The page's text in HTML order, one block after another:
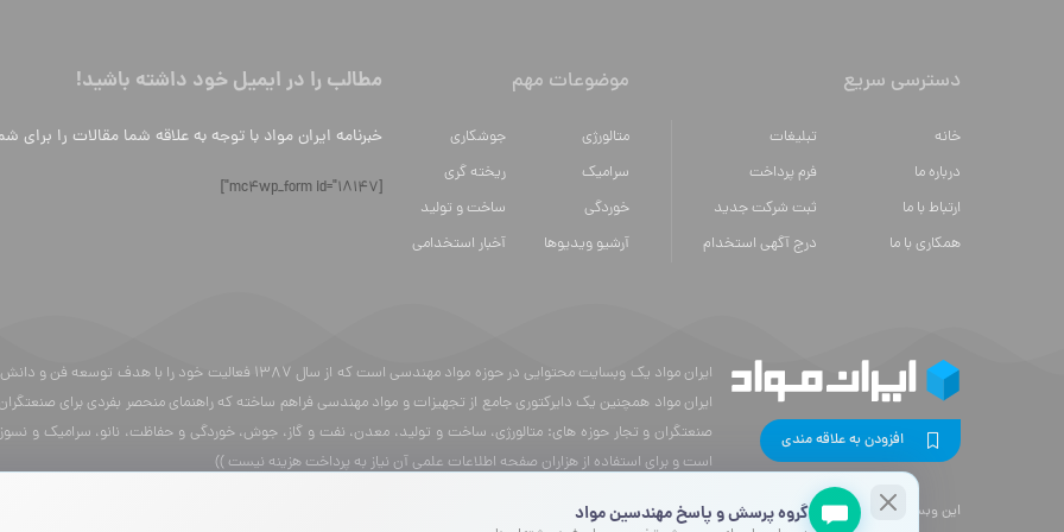
دسترسی سریع
خانه
تبلیغات
درباره ما
فرم پرداخت
ارتباط با ما
ثبت شرکت جدید
همکاری با ما
درج آگهی استخدام
موضوعات مهم
متالورژي
جوشکاری
سراميك
ریخته گری
خوردگی
ساخت و تولید
آرشیو ویدیوها
آخبار استخدامی
مطالب را در ایمیل خود داشته باشید!
خبرنامه ایران مواد با توجه به علاقه شما مقالات را برای
[mc4wp_form id="18147"]
افزودن به علاقه مندی
ایران مواد یک وبسایت محتوایی در حوزه مواد مهندسی است که از
ایران مواد همچنین یک دایرکتوری جامع از تجهیزات و مواد مهندسی فراهم ساخته که راهنمای منحصر بفردی برای
صنعتگران و تجار حوزه های: متالورژی، ساخت و تولید، معدن، نفت و گاز، جوش، خوردگی و حفاظت، نانو، سرامیک و
است و برای استفاده از هزاران صفحه اطلاعات علمی آن نیاز به پرداخت هزینه نیست ))
اين وبسايت متعلق بهایران موادميباشد و تمامی حقوق آن محفوظ ميباشد .
گروه پرسش و پاسخ مهندسین مواد